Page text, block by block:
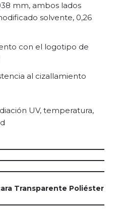
mm, ambos lados
solvente, 0,26
con el logotipo de
al cizallamiento
UV, temperatura,
Transparente Poliéster